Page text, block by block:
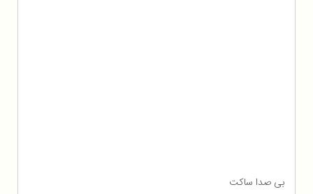
بی صدا ساکت